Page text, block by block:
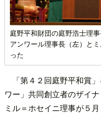
庭野平和財団の庭野浩士理
アンワール理事長（左）と
った
「第４２回庭野平和賞
ワー」共同創立者のザイ
ミル＝ホセイニ理事が５